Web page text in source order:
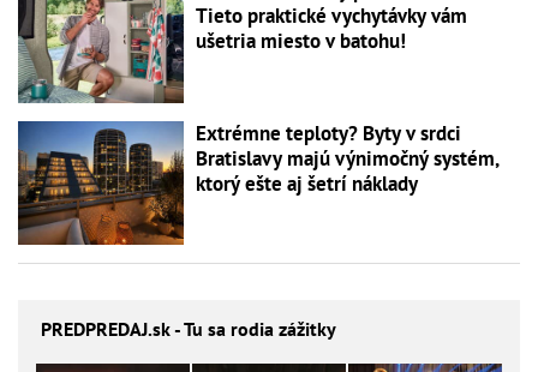
Tieto praktické vychytávky vám
ušetria miesto v batohu!
Extrémne teploty? Byty v srdci
Bratislavy majú výnimočný systém,
ktorý ešte aj šetrí náklady
PREDPREDAJ.sk - Tu sa rodia zážitky